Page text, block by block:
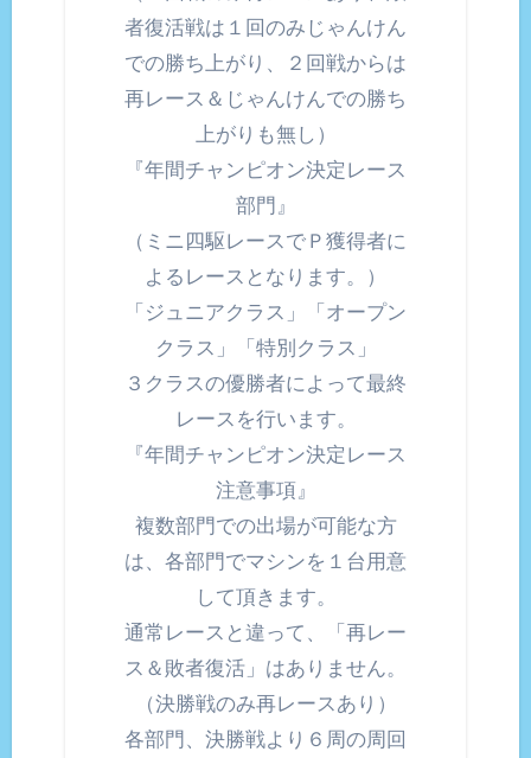
者復活戦は１回のみじゃんけん
での勝ち上がり、２回戦からは
再レース＆じゃんけんでの勝ち
上がりも無し）
『年間チャンピオン決定レース
部門』
（ミニ四駆レースでＰ獲得者に
よるレースとなります。）
「ジュニアクラス」「オープン
クラス」「特別クラス」
３クラスの優勝者によって最終
レースを行います。
『年間チャンピオン決定レース
注意事項』
複数部門での出場が可能な方
は、各部門でマシンを１台用意
して頂きます。
通常レースと違って、「再レー
ス＆敗者復活」はありません。
（決勝戦のみ再レースあり）
各部門、決勝戦より６周の周回